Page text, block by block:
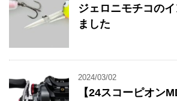
ジェロニモチコの
ました
2024/03/02
【24スコーピオン